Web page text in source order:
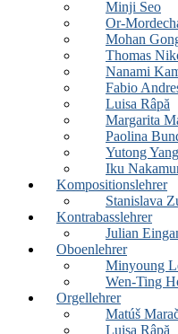
Minji Seo
Or-
Mohan
Thomas
Nanami
Fabio
Luisa Râpă
Margarita
Paolina
Yutong Yang
Iku
Kompositionslehrer
Stanislava
Kontrabasslehrer
Julian
Oboenlehrer
Minyoung
Wen-Ting
Orgellehrer
Matúš
Luisa Râpă